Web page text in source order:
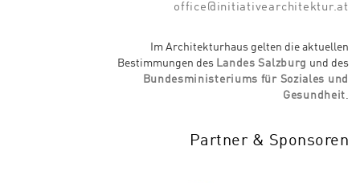
office@initiativearchitektur.at
Im Architekturhaus gelten die aktuellen
Bestimmungen des Landes Salzburg und des
Bundesministeriums für Soziales und
Gesundheit
Partner & Sponsoren